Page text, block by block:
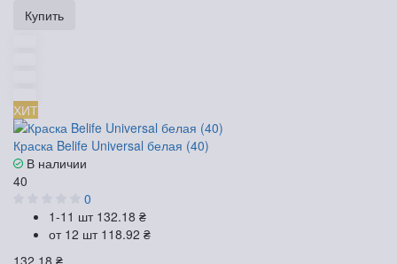
Купить
ХИТ
Краска Belife Universal белая (40)
В наличии
40
0
1-11 шт 132.18 ₴
от 12 шт 118.92 ₴